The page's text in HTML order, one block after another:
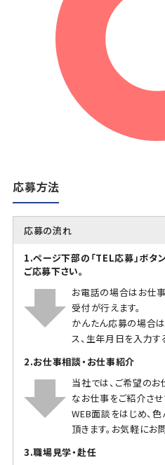
応募方法
応募の流れ
1.ページ下部の「TEL応募」ボタ
ご応募下さい。
お電話の場合はお仕
受付が行えます。
かんたん応募の場合
ス、生年月日を入力す
2.お仕事相談・お仕事紹介
当社では、ご希望の
なお仕事をご紹介させ
WEB面談をはじめ、
頂きます。お気軽にお
3.職場見学・赴任